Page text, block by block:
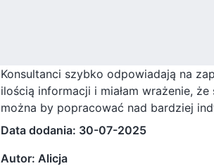
Konsultanci szybko odpowiadają na
ilością informacji i miałam wrażenie,
można by popracować nad bardziej
Data dodania: 30-07-2025
Autor: Alicja